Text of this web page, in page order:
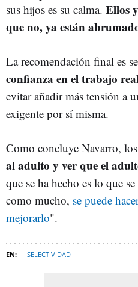
sus hijos es su calma. Ellos
que no, ya están
La recomendación final es
confianza en el trabajo
evitar añadir más tensión a
exigente por sí misma.
Como concluye Navarro,
al adulto y ver que el
que se ha hecho es lo que
como mucho, se puede
mejorarlo".
SELECTIVIDAD